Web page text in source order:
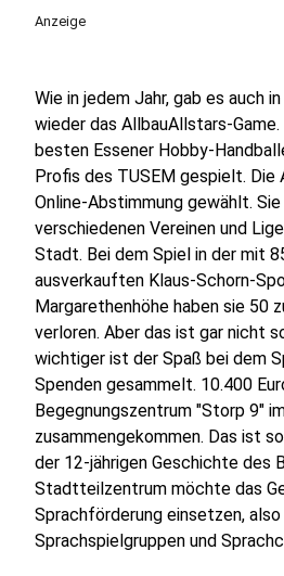
Anzeige
Wie in jedem Jahr, gab es auch
wieder das AllbauAllstars-Game.
besten Essener Hobby-
Profis des TUSEM gespielt. Die
Online-Abstimmung gewählt.
verschiedenen Vereinen und
Stadt. Bei dem Spiel in der mit
ausverkauften Klaus-Schorn-
Margarethenhöhe haben sie 50
verloren. Aber das ist gar nicht
wichtiger ist der Spaß bei dem
Spenden gesammelt. 10.400
Begegnungszentrum "Storp 9"
zusammengekommen. Das ist
der 12-jährigen Geschichte des
Stadtteilzentrum möchte das
Sprachförderung einsetzen,
Sprachspielgruppen und